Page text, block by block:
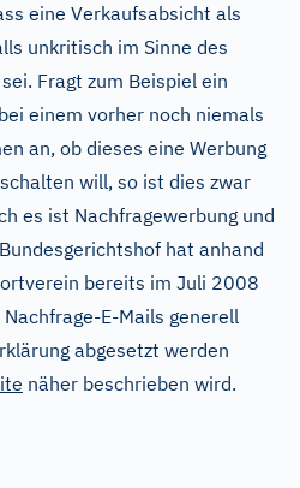
eine Verkaufsabsicht als
unkritisch im Sinne des
Fragt zum Beispiel ein
einem vorher noch niemals
an, ob dieses eine Werbung
will, so ist dies zwar
es ist Nachfragewerbung und
hat anhand
bereits im Juli 2008
E-Mails generell
abgesetzt werden
näher beschrieben wird.